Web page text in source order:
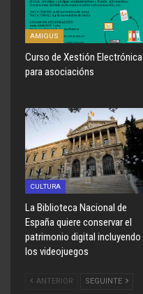
AMIGUS
Curso de Xestión Electrónica
para asociacións
CULTURA
La Biblioteca Nacional de
España quiere conservar el
patrimonio digital incluyendo
los videojuegos
ANTERIOR SEGUINTE